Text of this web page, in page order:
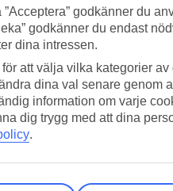
godkänner du
godkänner du endast
dina intressen.
för att välja vilka kategorier
dina val senare genom
information om varje
dig trygg med att dina
.